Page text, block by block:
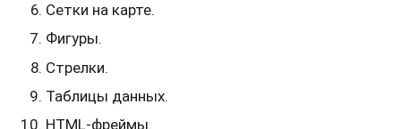
Сетки на карте.
Фигуры.
Стрелки.
Таблицы данных.
HTML-фреймы.